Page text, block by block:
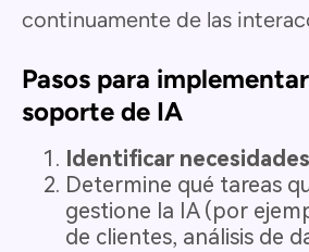
continuamente de las
Pasos para
soporte de IA
Identificar
Determine qué tareas
gestione la IA (por
de clientes, análisis de